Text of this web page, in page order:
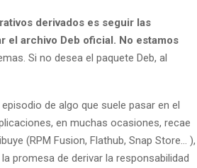
derivados es seguir las
archivo Deb oficial. No estamos
Si no desea el paquete Deb, al
de algo que suele pasar en el
en muchas ocasiones, recae
(RPM Fusion, Flathub, Snap Store… ),
promesa de derivar la responsabilidad